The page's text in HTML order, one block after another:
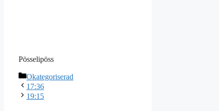
Pösselipöss
Kategorier
Okategoriserad
17:36
19:15